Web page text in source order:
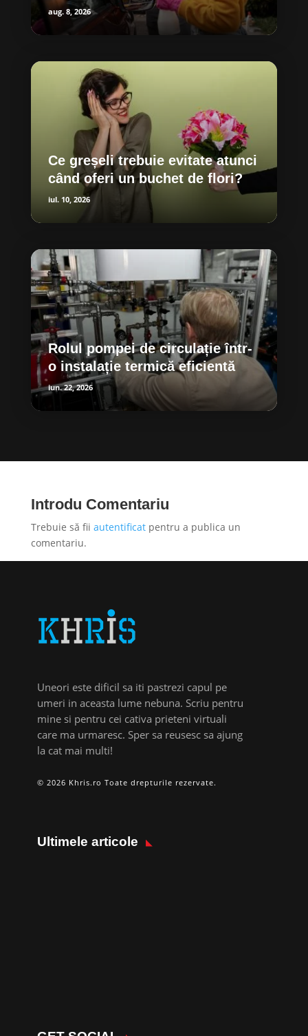
aug. 8, 2026
Ce greșeli trebuie evitate atunci
când oferi un buchet de flori?
iul. 10, 2026
Rolul pompei de circulație într-
o instalație termică eficientă
iun. 22, 2026
Introdu Comentariu
Trebuie să fii autentificatpentru a publica un
comentariu.
Uneori este dificil sa iti pastrezi capul pe
umeri in aceasta lume nebuna. Scriu pentru
mine si pentru cei cativa prieteni virtuali
care ma urmaresc. Sper sa reusesc sa ajung
la cat mai multi!
© 2026 Khris.ro Toate drepturile rezervate.
Ultimele articole